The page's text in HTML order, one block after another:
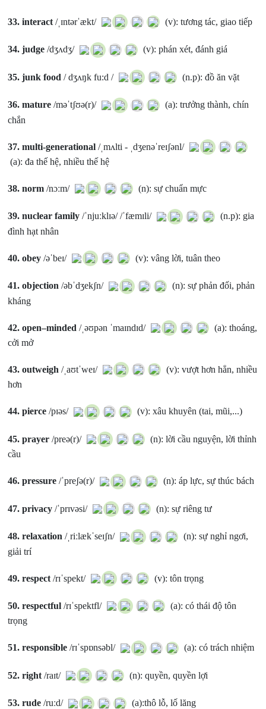
33.interact /ˌɪntərˈækt/ (v): tương tác, giao tiếp
34.judge /dʒʌdʒ/ (v): phán xét, đánh giá
35.junk food / dʒʌŋk fu:d / (n.p): đồ ăn vặt
36.mature /məˈtʃʊə(r)/
(a): trưởng thành, chín
chắn
37.multi-generational /ˌmʌlti - ˌdʒenəˈreɪʃənl/
(a): đa thế hệ, nhiều thế hệ
38.norm /nɔːm/ (n): sự chuẩn mực
39.nuclear family /ˈnjuːklɪə/ /ˈfæmɪli/
(n.p): gia
đình hạt nhân
40.obey /əˈbeɪ/ (v): vâng lời, tuân theo
41.objection /əbˈdʒekʃn/
(n): sự phản đối, phản
kháng
42.open–minded /ˌəʊpən ˈmaɪndɪd/
(a): thoáng,
cởi mở
43.outweigh /ˌaʊtˈweɪ/
(v): vượt hơn hẳn, nhiều
hơn
44.pierce /pɪəs/ (v): xâu khuyên (tai, mũi,...)
45.prayer /preə(r)/
(n): lời cầu nguyện, lời thỉnh
cầu
46.pressure /ˈpreʃə(r)/ (n): áp lực, sự thúc bách
47.privacy /ˈprɪvəsi/ (n): sự riêng tư
48.relaxation /ˌriːlækˈseɪʃn/
(n): sự nghỉ ngơi,
giải trí
49.respect /rɪˈspekt/ (v): tôn trọng
50.respectful /rɪˈspektfl/
(a): có thái độ tôn
trọng
51.responsible /rɪˈspɒnsəbl/ (a): có trách nhiệm
52.right /raɪt/ (n): quyền, quyền lợi
53.rude /ruːd/ (a):thô lỗ, lố lăng